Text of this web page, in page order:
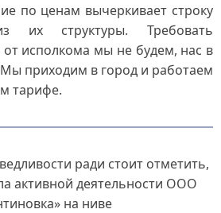
по ценам вычеркивает строку
их структуры. Требовать
исполкома мы не будем, нас в
Мы приходим в город и работаем
тарифе.
ради стоит отметить,
активной деятельности ООО
на ниве